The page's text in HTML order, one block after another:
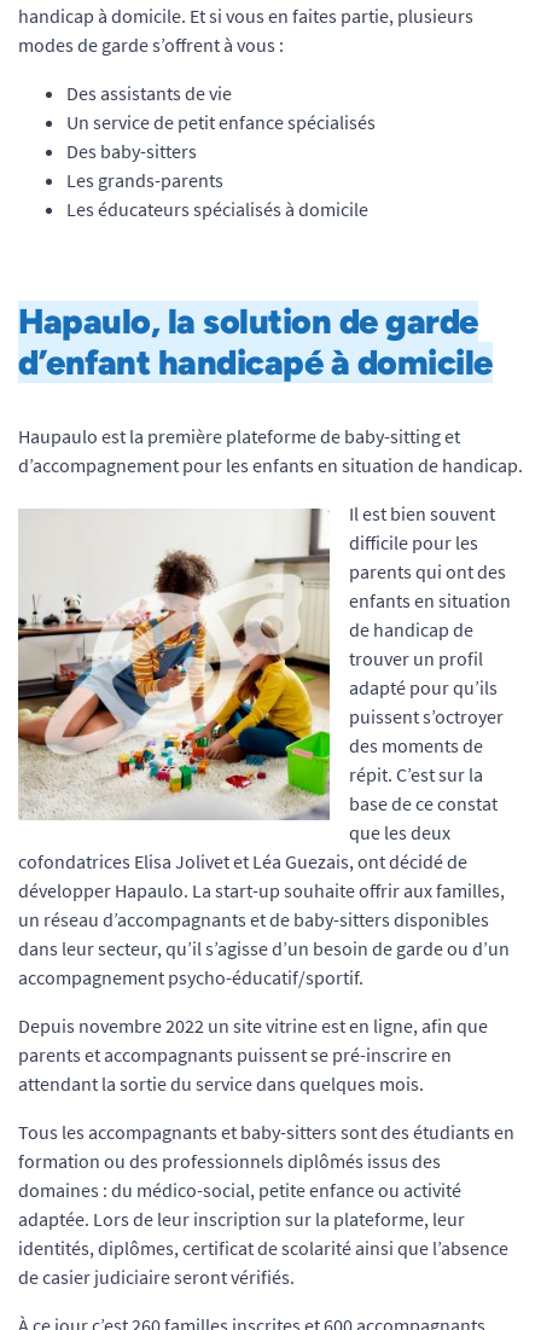
handicap à domicile. Et si vous en faites partie, plusieurs
modes de garde s’offrent à vous :
Des assistants de vie
Un service de petit enfance spécialisés
Des baby-sitters
Les grands-parents
Les éducateurs spécialisés à domicile
Hapaulo, la solution de garde
d’enfant handicapé à domicile
Haupaulo est la première plateforme de baby-sitting et
d’accompagnement pour les enfants en situation de handicap.
Il est bien souvent
difficile pour les
parents qui ont des
enfants en situation
de handicap de
trouver un profil
adapté pour qu’ils
puissent s’octroyer
des moments de
répit. C’est sur la
base de ce constat
que les deux
cofondatrices Elisa Jolivet et Léa Guezais, ont décidé de
développer Hapaulo. La start-up souhaite offrir aux familles,
un réseau d’accompagnants et de baby-sitters disponibles
dans leur secteur, qu’il s’agisse d’un besoin de garde ou d’un
accompagnement psycho-éducatif/sportif.
Depuis novembre 2022 un site vitrine est en ligne, afin que
parents et accompagnants puissent se pré-inscrire en
attendant la sortie du service dans quelques mois.
Tous les accompagnants et baby-sitters sont des étudiants en
formation ou des professionnels diplômés issus des
domaines : du médico-social, petite enfance ou activité
adaptée. Lors de leur inscription sur la plateforme, leur
identités, diplômes, certificat de scolarité ainsi que l’absence
de casier judiciaire seront vérifiés.
À ce jour c’est 260 familles inscrites et 600 accompagnants